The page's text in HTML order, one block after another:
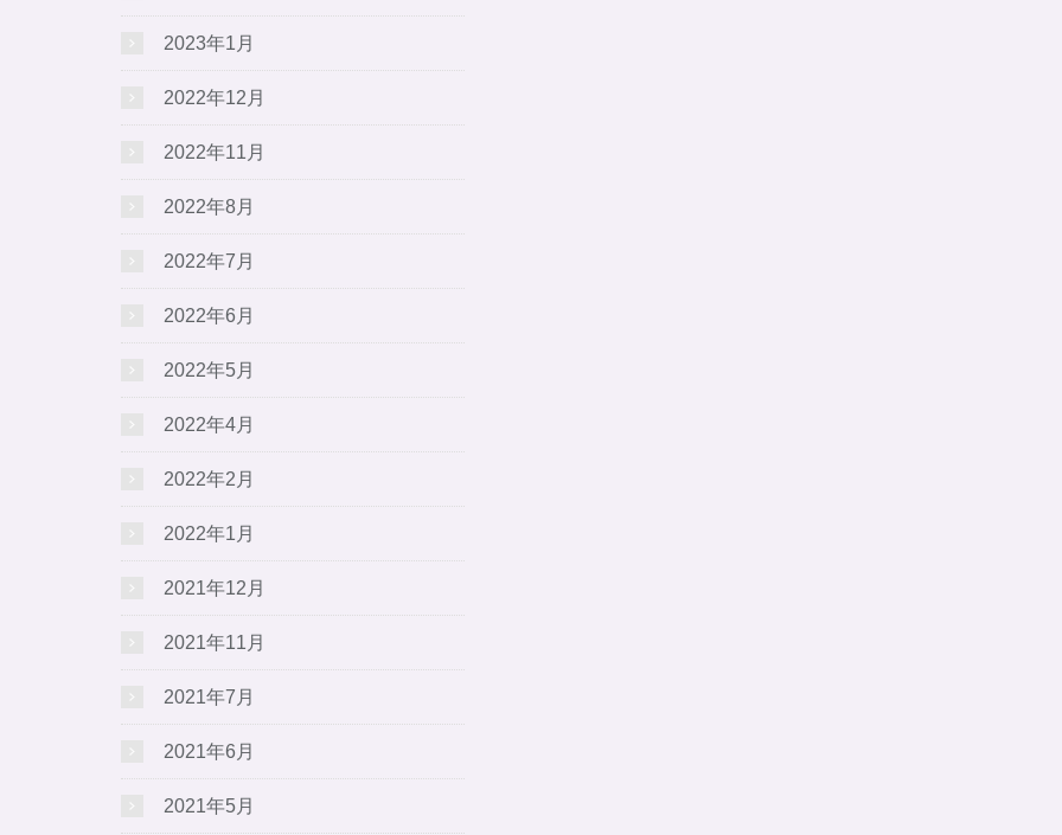
2023年1月
2022年12月
2022年11月
2022年8月
2022年7月
2022年6月
2022年5月
2022年4月
2022年2月
2022年1月
2021年12月
2021年11月
2021年7月
2021年6月
2021年5月